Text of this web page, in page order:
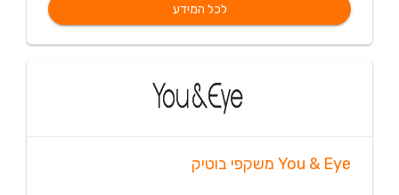
לכל המידע
You & Eye משקפי בוטיק